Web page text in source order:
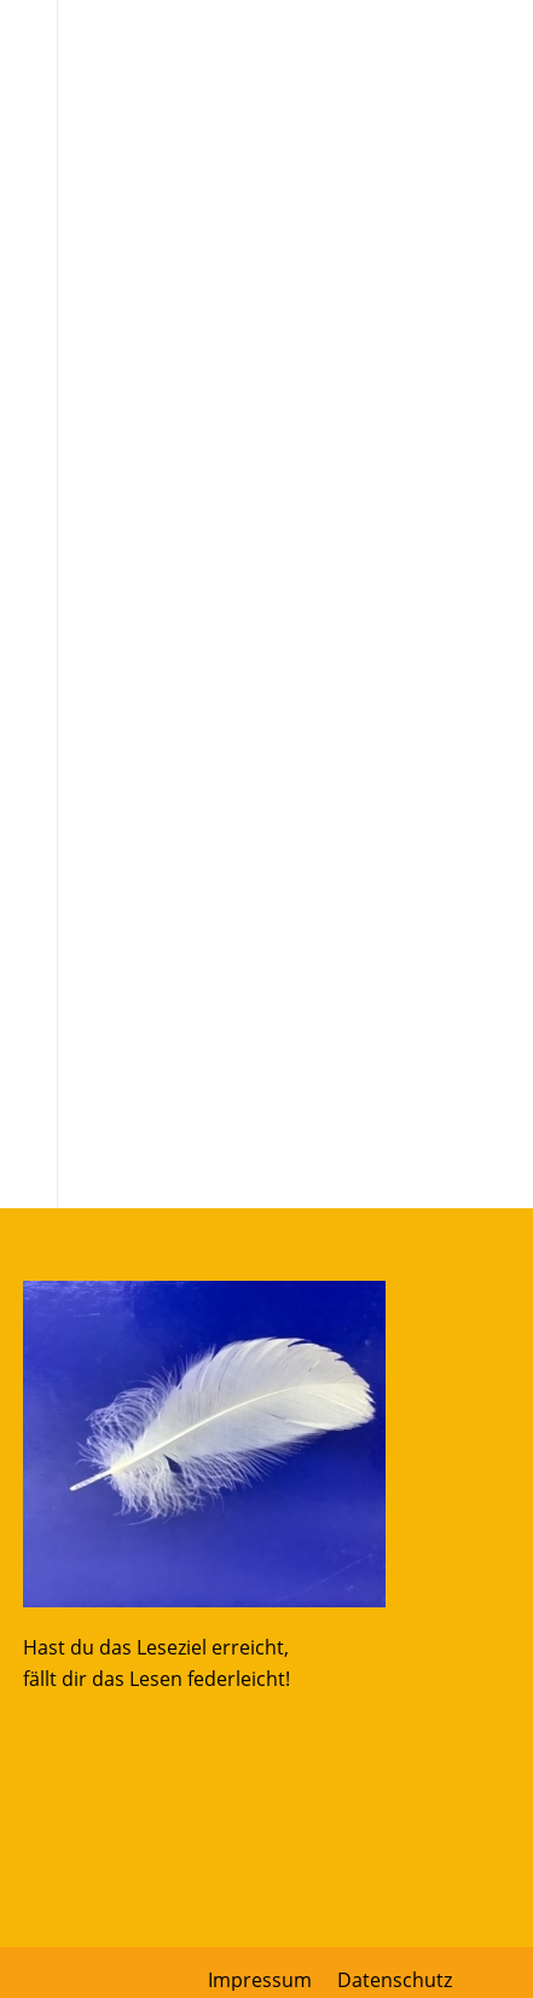
Hast du das Leseziel erreicht,
fällt dir das Lesen federleicht!
Impressum Datenschutz